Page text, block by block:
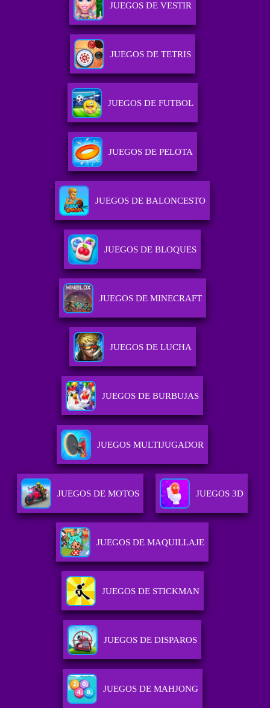
JUEGOS DE VESTIR
JUEGOS DE TETRIS
JUEGOS DE FUTBOL
JUEGOS DE PELOTA
JUEGOS DE BALONCESTO
JUEGOS DE BLOQUES
JUEGOS DE MINECRAFT
JUEGOS DE LUCHA
JUEGOS DE BURBUJAS
JUEGOS MULTIJUGADOR
JUEGOS DE MOTOS JUEGOS 3D
JUEGOS DE MAQUILLAJE
JUEGOS DE STICKMAN
JUEGOS DE DISPAROS
JUEGOS DE MAHJONG